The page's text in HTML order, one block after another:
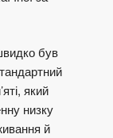
був
який
низку
й